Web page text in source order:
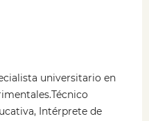
universitario en
Intérprete de